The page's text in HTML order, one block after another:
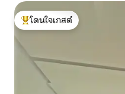
โดนใจเกสต์ที่สุด
โดนใจเกสต์